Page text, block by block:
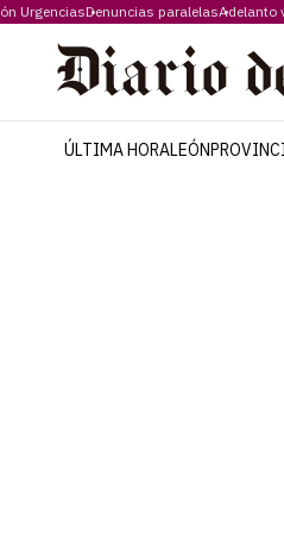
UrgenciasDenuncias paralelasAdelanto
ÚLTIMA HORALEÓN